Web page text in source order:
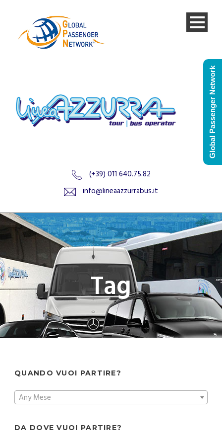
(+39) 011 640.75.82
info@lineaazzurrabus.it
Tag
QUANDO VUOI PARTIRE?
Any Mese
DA DOVE VUOI PARTIRE?
Global Passenger Network